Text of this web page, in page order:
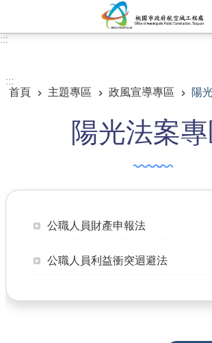
業務資訊
主題專區
便民服務
:::
:::
首頁
主題專區 政風宣導專區 陽
陽光法案
公職人員財產申報法
公職人員利益衝突迴避法